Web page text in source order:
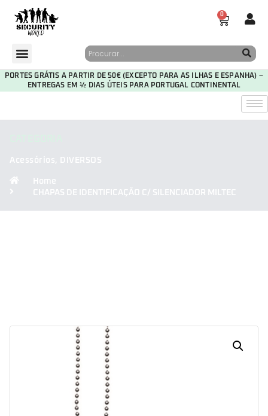
0
PORTES GRÁTIS A PARTIR DE 50€ (EXCEPTO PARA AS ILHAS E ESPANHA) –
ENTREGAS EM ½ DIAS ÚTEIS PARA PORTUGAL CONTINENTAL
Acessórios, DIVERSOS
Home
CHAPAS DE IDENTIFICAÇÃO C/ SILENCIADOR MILTEC